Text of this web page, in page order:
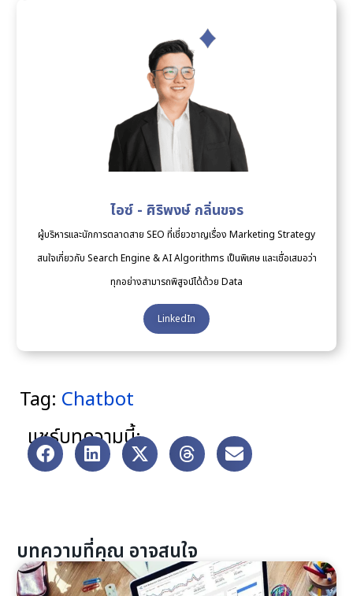
ไอซ์ - ศิริพงษ์ กลิ่นขจร
ผู้บริหารและนักการตลาดสาย SEO ที่เชี่ยวชาญเรื่อง Marketing Strategy
สนใจเกี่ยวกับ Search Engine & AI Algorithms เป็นพิเศษ และเชื่อเสมอว่า
ทุกอย่างสามารถพิสูจน์ได้ด้วย Data
LinkedIn
Tag: Chatbot
แชร์บทความนี้:
บทความที่คุณ อาจสนใจ